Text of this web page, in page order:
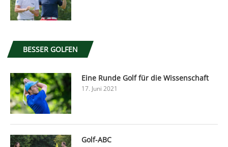
BESSER GOLFEN
Eine Runde Golf für die Wissenschaft
17. Juni 2021
Golf-ABC